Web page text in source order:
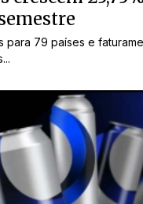
para 79 países e